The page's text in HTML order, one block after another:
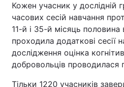
Кожен учасник у дослідній
часових сесій навчання
11-й і 35-й місяць
проходила додаткові сесії
дослідження оцінка
добровольців проводилася
Тільки 1220 учасників